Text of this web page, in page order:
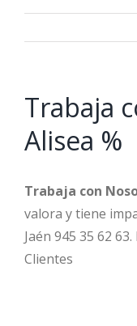
Trabaja
Alisea %
Trabaja con
valora y tiene
Jaén 945 35 62
Clientes